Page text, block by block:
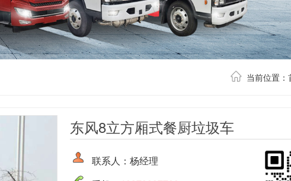
当前位置：
东风8立方厢式餐厨垃圾车
联系人：杨经理